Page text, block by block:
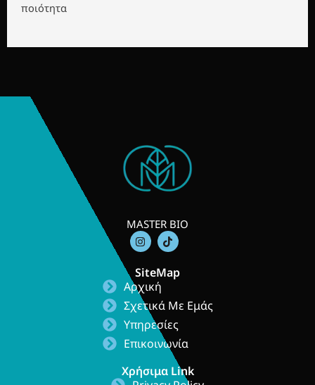
ποιότητα
MASTER BIO
I
n
t
a
g
r
a
m
T
i
t
o
SiteMap
Αρχική
Σχετικά Με Εμάς
Υπηρεσίες
Επικοινωνία
Χρήσιμα Link